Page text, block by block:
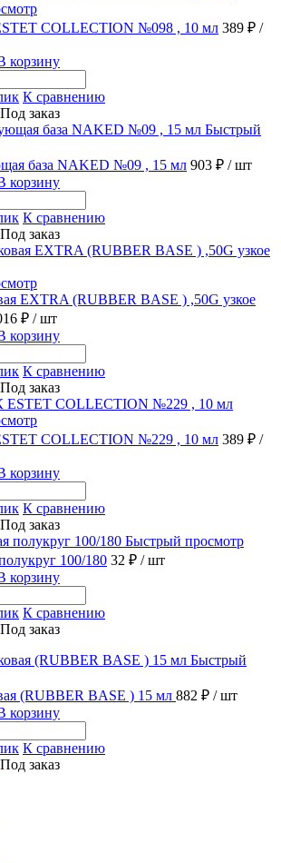
COLLECTION №098 , 10 мл 389 ₽ /
корзину
К сравнению
Под заказ
Быстрый
база NAKED №09 , 15 мл 903 ₽ / шт
корзину
К сравнению
Под заказ
EXTRA (RUBBER BASE ) ,50G узкое
₽ / шт
корзину
К сравнению
Под заказ
COLLECTION №229 , 10 мл 389 ₽ /
корзину
К сравнению
Под заказ
Быстрый просмотр
100/180 32 ₽ / шт
корзину
К сравнению
Под заказ
Быстрый
(RUBBER BASE ) 15 мл 882 ₽ / шт
корзину
К сравнению
Под заказ